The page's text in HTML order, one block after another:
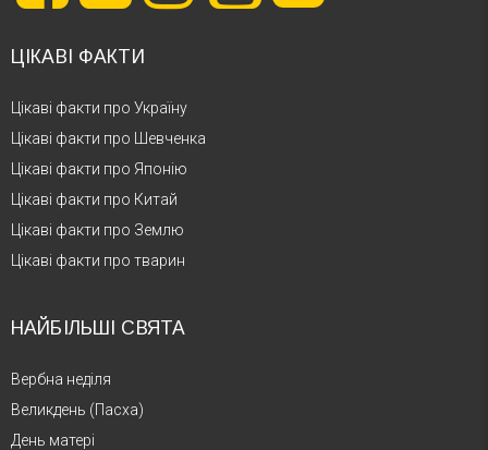
ЦІКАВІ ФАКТИ
Цікаві факти про Україну
Цікаві факти про Шевченка
Цікаві факти про Японію
Цікаві факти про Китай
Цікаві факти про Землю
Цікаві факти про тварин
НАЙБІЛЬШІ СВЯТА
Вербна неділя
Великдень (Пасха)
День матері